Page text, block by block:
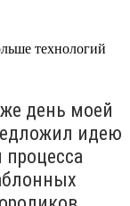
день моей
идею